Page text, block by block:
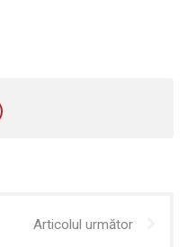
Articolul următor